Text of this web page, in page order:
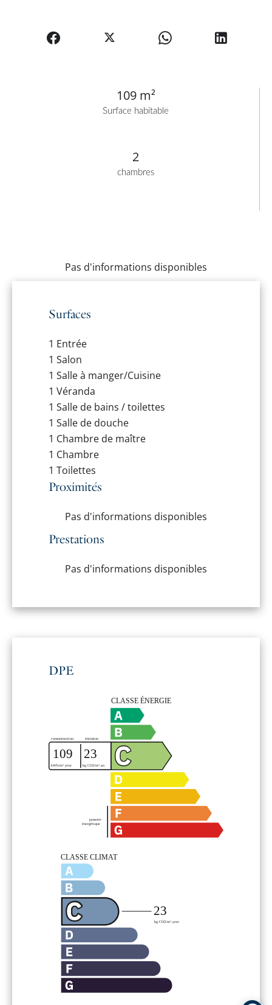
Surface habitable
109 m²
chambres
2
Pas d'informations disponibles
Surfaces
1 Entrée
1 Salon
1 Salle à manger/Cuisine
1 Véranda
1 Salle de bains / toilettes
1 Salle de douche
1 Chambre de maître
1 Chambre
1 Toilettes
Proximités
Pas d'informations disponibles
Prestations
Pas d'informations disponibles
DPE